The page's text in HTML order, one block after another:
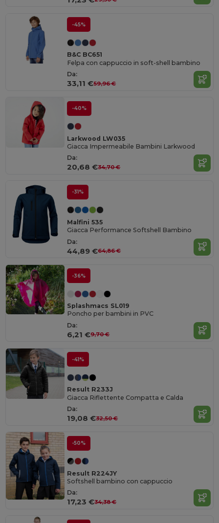
-45%
B&C BC651
Felpa con cappuccio in soft-shell bambino
Da:
33,11 €59,96 €
-40%
Larkwood LW035
Giacca Impermeabile Bambini Larkwood
Da:
20,68 €34,70 €
-31%
Malfini 535
Giacca Performance Softshell Bambino
Da:
44,89 €64,86 €
-36%
Splashmacs SL019
Poncho per bambini in PVC
Da:
6,21 €9,70 €
-41%
Result R233J
Giacca Riflettente Compatta e Calda
Da:
19,08 €32,50 €
-50%
Result R224JY
Softshell bambino con cappuccio
Da:
17,23 €34,38 €